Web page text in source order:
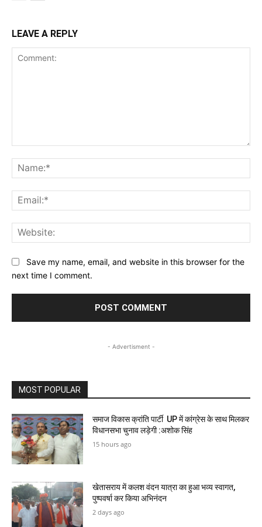
LEAVE A REPLY
Save my name, email, and website in this browser for the
next time I comment.
- Advertisment -
MOST POPULAR
समाज विकास क्रांति पार्टी UP में कांग्रेस के साथ मिलकर
विधानसभा चुनाव लड़ेगी :अशोक सिंह
15 hours ago
खेतासराय में कलश वंदन यात्रा का हुआ भव्य स्वागत,
पुष्पवर्षा कर किया अभिनंदन
2 days ago